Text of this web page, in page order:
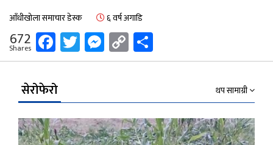
आँधीखोला समाचार डेस्क ६ वर्ष अगाडि
672
Shares Facebook
Twitter
Messenger
Copy
Link
सेरोफेरो थप सामाग्री